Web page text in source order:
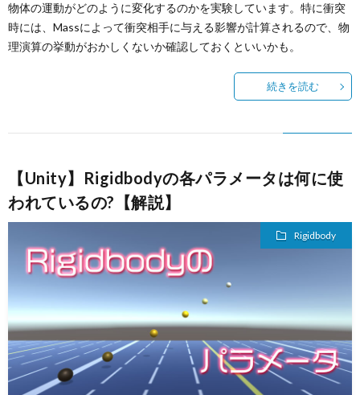
物体の運動がどのように変化するのかを実験しています。特に衝突
時には、Massによって衝突相手に与える影響が計算されるので、物
理演算の挙動がおかしくないか確認しておくといいかも。
続きを読む
【Unity】Rigidbodyの各パラメータは何に使
われているの?【解説】
Rigidbody